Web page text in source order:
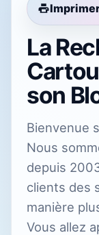
La
son
Bienvenue
Nous
depuis
clients des
manière
Vous allez